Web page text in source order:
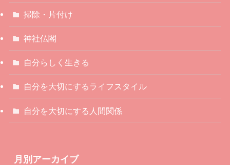
掃除・片付け
神社仏閣
自分らしく生きる
自分を大切にするライフスタイル
自分を大切にする人間関係
月別アーカイブ